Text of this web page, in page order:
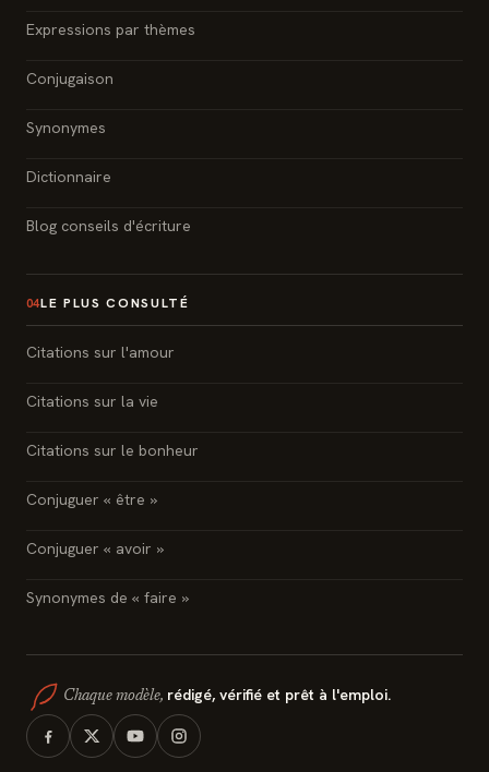
Expressions par thèmes
Conjugaison
Synonymes
Dictionnaire
Blog conseils d'écriture
04LE PLUS CONSULTÉ
Citations sur l'amour
Citations sur la vie
Citations sur le bonheur
Conjuguer « être »
Conjuguer « avoir »
Synonymes de « faire »
Chaque modèle, rédigé, vérifié et prêt à l'emploi.